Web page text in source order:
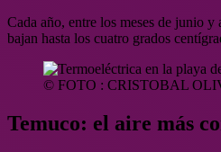
Cada año, entre los meses de junio y
bajan hasta los cuatro grados
© FOTO : CRISTOBAL
Temuco: el aire más